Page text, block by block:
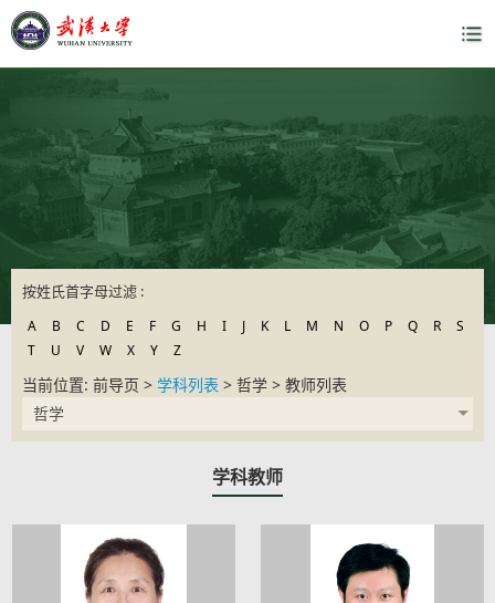
按姓氏首字母过滤 :
A B C D E F G H I J K L M N O P Q R
S
T
U V W X Y Z
当前位置: 前导页 > 学科列表 > 哲学 > 教师列表
哲学
学科教师